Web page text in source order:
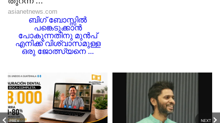
PREV NEXT